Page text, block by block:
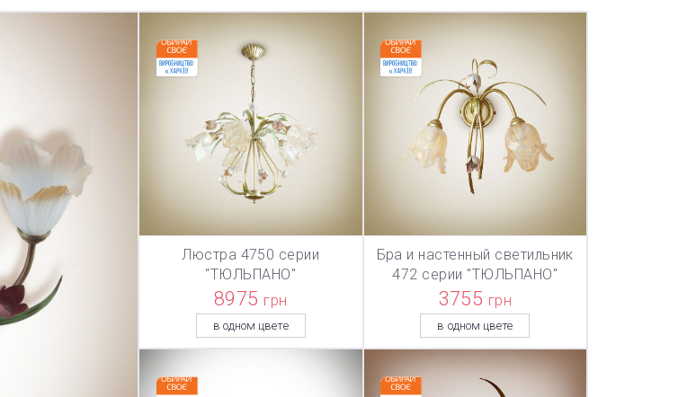
ТОВАР ДОБАВЛЕН В КОРЗИНУ
В КОРЗИНУ
Люстра 4750 серии
"ТЮЛЬПАНО"
8975 грн
в одном цвете
В КОРЗИНУ
Бра и настенный светильник
472 серии "ТЮЛЬПАНО"
3755 грн
в одном цвете